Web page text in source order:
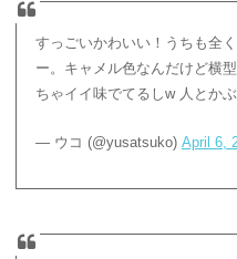
すっごいかわいい！うちも全
ー。キャメル色なんだけど横
ちゃイイ味でてるしw 人とか
— ウコ (@yusatsuko) April 6,